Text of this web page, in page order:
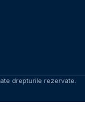
drepturile rezervate.